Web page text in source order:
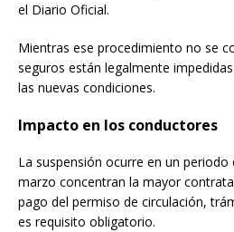
el Diario Oficial.
Mientras ese procedimiento no se
seguros están legalmente
las nuevas condiciones.
Impacto en los conductores
La suspensión ocurre en un
marzo concentran la mayor
pago del permiso de circulación,
es requisito obligatorio.